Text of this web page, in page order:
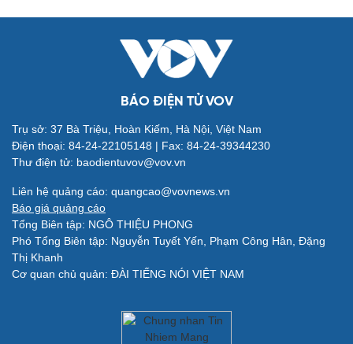
Văn hóa
Sân khấu - Điện ảnh
Văn học
Di sản
Giải trí
Nghệ sĩ
Thời trang
Du lịch
Săn Tour
BÁO ĐIỆN TỬ VOV
Trụ sở: 37 Bà Triệu, Hoàn Kiếm, Hà Nội, Việt Nam
Điện thoại: 84-24-22105148 | Fax: 84-24-39344230
Thư điện tử: baodientuvov@vov.vn
Liên hệ quảng cáo: quangcao@vovnews.vn
Báo giá quảng cáo
Tổng Biên tập: NGÔ THIỆU PHONG
Phó Tổng Biên tập: Nguyễn Tuyết Yến, Phạm Công Hân, Đặng
Thị Khanh
Cơ quan chủ quản: ĐÀI TIẾNG NÓI VIỆT NAM